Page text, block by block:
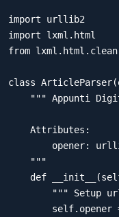
import urllib2
import lxml.html
from
class
""" Appunti
    Attributes:
opener:
    """
def
""" Setup
self.opener